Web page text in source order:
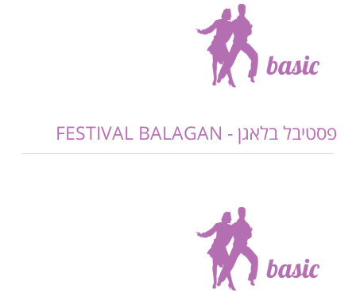
פסטיבל בלאגן - FESTIVAL BALAGAN